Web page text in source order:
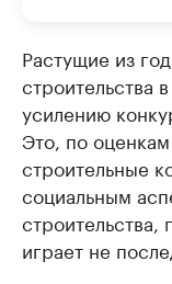
Растущие из
строительства
усилению
Это, по
строительные
социальным
строительства,
играет не